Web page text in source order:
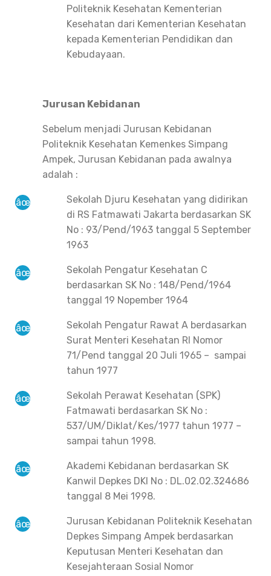
Politeknik Kesehatan Kementerian
Kesehatan dari Kementerian Kesehatan
kepada Kementerian Pendidikan dan
Kebudayaan.
Jurusan Kebidanan
Sebelum menjadi Jurusan Kebidanan
Politeknik Kesehatan Kemenkes Simpang
Ampek, Jurusan Kebidanan pada awalnya
adalah :
Sekolah Djuru Kesehatan yang didirikan
di RS Fatmawati Jakarta berdasarkan SK
No : 93/Pend/1963 tanggal 5 September
1963
Sekolah Pengatur Kesehatan C
berdasarkan SK No : 148/Pend/1964
tanggal 19 Nopember 1964
Sekolah Pengatur Rawat A berdasarkan
Surat Menteri Kesehatan RI Nomor
71/Pend tanggal 20 Juli 1965 – sampai
tahun 1977
Sekolah Perawat Kesehatan (SPK)
Fatmawati berdasarkan SK No :
537/UM/Diklat/Kes/1977 tahun 1977 –
sampai tahun 1998.
Akademi Kebidanan berdasarkan SK
Kanwil Depkes DKI No : DL.02.02.324686
tanggal 8 Mei 1998.
Jurusan Kebidanan Politeknik Kesehatan
Depkes Simpang Ampek berdasarkan
Keputusan Menteri Kesehatan dan
Kesejahteraan Sosial Nomor